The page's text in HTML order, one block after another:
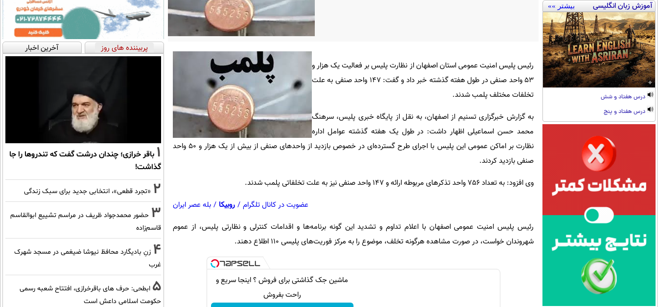
آموزش زبان انگلیسی بیشتر »»
درس هفتاد و شش
درس هفتاد و پنج
رئیس پلیس امنیت عمومی استان اصفهان از نظارت پلیس بر فعالیت یک هزار و
۵۳ واحد صنفی در طول هفته گذشته خبر داد و گفت: ۱۴۷ واحد صنفی به علت
تخلفات مختلف پلمب شدند.
به گزارش خبرگزاری تسنیم از اصفهان، به نقل از پایگاه خبری پلیس، سرهنگ
محمد حسن اسماعیلی اظهار داشت: در طول یک هفته گذشته عوامل اداره
نظارت بر اماکن عمومی این پلیس با اجرای طرح گسترده‌ای در خصوص بازدید از واحدهای صنفی از بیش از یک هزار و 50 واحد
صنفی بازدید کردند.
وی افزود: به تعداد 756 واحد تذکرهای مربوطه ارائه و 147 واحد صنفی نیز به علت تخلفاتی پلمب شدند.
عضویت در کانال تلگرام / روبیکا / بله عصر ایران
رئیس پلیس امنیت عمومی اصفهان با اعلام تداوم و تشدید این گونه برنامه‌ها و اقدامات کنترلی و نظارتی پلیس، از عموم
شهروندان خواست، در صورت مشاهده هرگونه تخلف، موضوع را به مرکز فوریت‌های پلیسی 110 اطلاع دهند.
ماشین جک گذاشتی برای فروش ؟ اینجا سریع و
راحت بفروش
پربیننده های روز آخرین اخبار
1 باقر خرازی؛ چندان درشت گفت که تندروها را جا
گذاشت!
2 «تجرد قطعی»، انتخابی جدید برای سبک زندگی
3 حضور محمدجواد ظریف در مراسم تشییع ابوالقاسم
قاسم‌زاده
4 زنِ بادیگارد محافظ نیوشا ضیغمی در مسجد شهرک
غرب
5 ابطحی: حرف های باقرخرازی، افتتاح شعبه رسمی
حکومت اسلامی داعش است